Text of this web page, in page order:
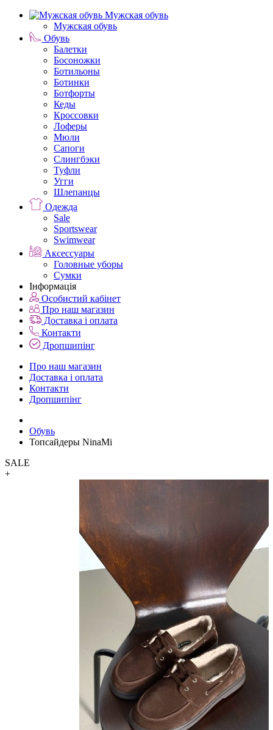
Мужская обувь
Мужская обувь
Обувь
Балетки
Босоножки
Ботильоны
Ботинки
Ботфорты
Кеды
Кроссовки
Лоферы
Мюли
Сапоги
Слингбэки
Туфли
Угги
Шлепанцы
Одежда
Sale
Sportswear
Swimwear
Аксессуары
Головные уборы
Сумки
Інформація
Особистий кабінет
Про наш магазин
Доставка і оплата
Контакти
Дропшипінг
Про наш магазин
Доставка і оплата
Контакти
Дропшипінг
Обувь
Топсайдеры NinaMi
SALE
+